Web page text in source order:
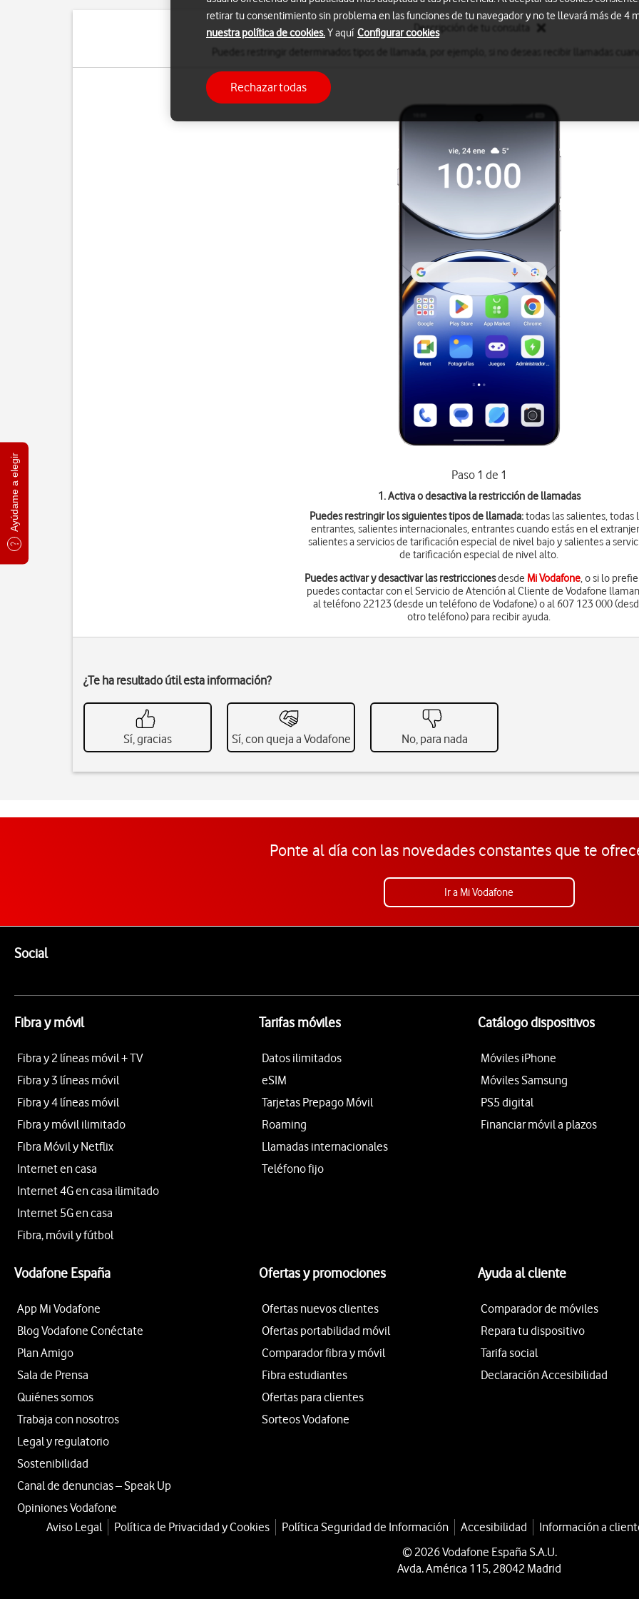
Ayúdame a elegir
Descripción de tu consulta
Paso 1 de 1
1. Activa o desactiva la restricción de llamadas
Puedes restringir los siguientes tipos de llamada:todas las salientes, todas
entrantes, salientes internacionales, entrantes cuando estás en el
salientes a servicios de tarificación especial de nivel bajo y salientes a
de tarificación especial de nivel alto.
Puedes activar y desactivar las restriccionesdesde Mi Vodafone, o si lo
puedes contactar con el Servicio de Atención al Cliente de Vodafone
al teléfono 22123 (desde un teléfono de Vodafone) o al 607 123 000
otro teléfono) para recibir ayuda.
¿Te ha resultado útil esta información?
Sí, gracias Sí, con queja a Vodafone No, para nada
Ponte al día con las novedades constantes que te
Ir a Mi Vodafone
SocialEnlaces a las redes sociales de Vodafone
Fibra y móvil
Fibra y 2 líneas móvil + TV
Fibra y 3 líneas móvil
Fibra y 4 líneas móvil
Fibra y móvil ilimitado
Fibra Móvil y Netflix
Internet en casa
Internet 4G en casa ilimitado
Internet 5G en casa
Fibra, móvil y fútbol
Tarifas móviles
Datos ilimitados
eSIM
Tarjetas Prepago Móvil
Roaming
Llamadas internacionales
Teléfono fijo
Catálogo dispositivos
Móviles iPhone
Móviles Samsung
PS5 digital
Financiar móvil a plazos
Vodafone España
App Mi Vodafone
Blog Vodafone Conéctate
Plan Amigo
Sala de Prensa
Quiénes somos
Trabaja con nosotros
Legal y regulatorio
Sostenibilidad
Canal de denuncias – Speak Up
Opiniones Vodafone
Ofertas y promociones
Ofertas nuevos clientes
Ofertas portabilidad móvil
Comparador fibra y móvil
Fibra estudiantes
Ofertas para clientes
Sorteos Vodafone
Ayuda al cliente
Comparador de móviles
Repara tu dispositivo
Tarifa social
Declaración Accesibilidad
Aviso Legal Política de Privacidad y Cookies Política Seguridad de Información Accesibilidad Información a
© 2026 Vodafone España S.A.U.
Avda. América 115, 28042 Madrid
retirar tu consentimiento sin problema en las funciones de tu navegador y no te llevará más de 4
nuestra política de cookies.Y aquí Configurar cookies
Rechazar todas